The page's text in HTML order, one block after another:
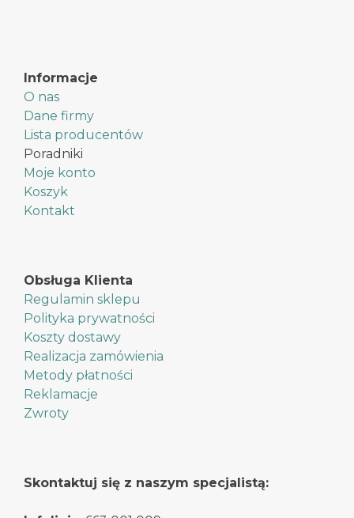
Informacje
O nas
Dane firmy
Lista producentów
Poradniki
Moje konto
Koszyk
Kontakt
Obsługa Klienta
Regulamin sklepu
Polityka prywatności
Koszty dostawy
Realizacja zamówienia
Metody płatności
Reklamacje
Zwroty
Skontaktuj się z naszym specjalistą: